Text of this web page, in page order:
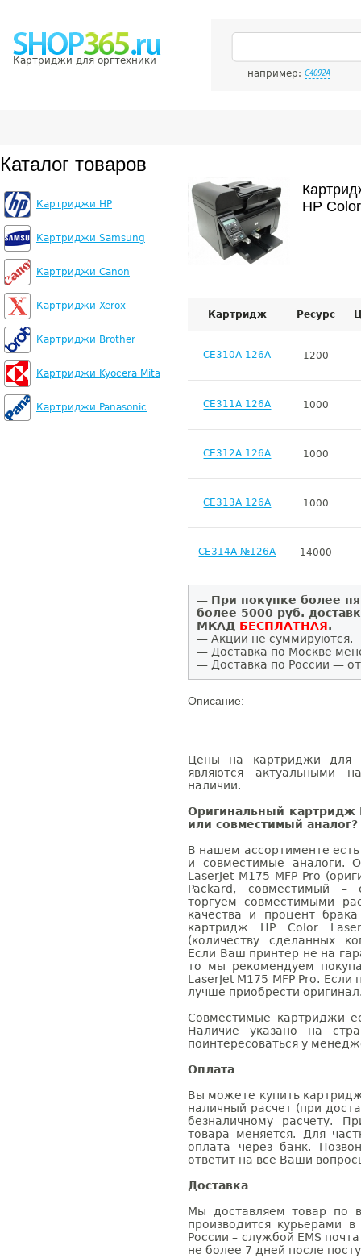
Картриджи для оргтехники
например: C4092A
Каталог товаров
Картриджи HP
Картриджи Samsung
Картриджи Canon
Картриджи Xerox
Картриджи Brother
Картриджи Kyocera Mita
Картриджи Panasonic
HP
Картридж Ресурс
CE310A 126A 1200
CE311A 126A 1000
CE312A 126A 1000
CE313A 126A 1000
CE314A №126A 14000
— При покупке более
более 5000 руб.
МКАД БЕСПЛАТНАЯ.
— Акции не суммируются.
— Доставка по Москве
— Доставка по России —
Описание:
Цены на картриджи для
являются актуальными
наличии.
Оригинальный картридж
или совместимый аналог?
В нашем ассортименте
и совместимые аналоги.
LaserJet M175 MFP Pro
Packard, совместимый –
торгуем совместимыми
качества и процент
картридж HP Color
(количеству сделанных
Если Ваш принтер не на
то мы рекомендуем
LaserJet M175 MFP Pro.
лучше приобрести
Совместимые картриджи
Наличие указано на
поинтересоваться у
Оплата
Вы можете купить картридж
наличный расчет (при
безналичному расчету.
товара меняется. Для
оплата через банк.
ответит на все Ваши
Доставка
Мы доставляем товар по
производится курьерами
России – службой EMS
не более 7 дней после